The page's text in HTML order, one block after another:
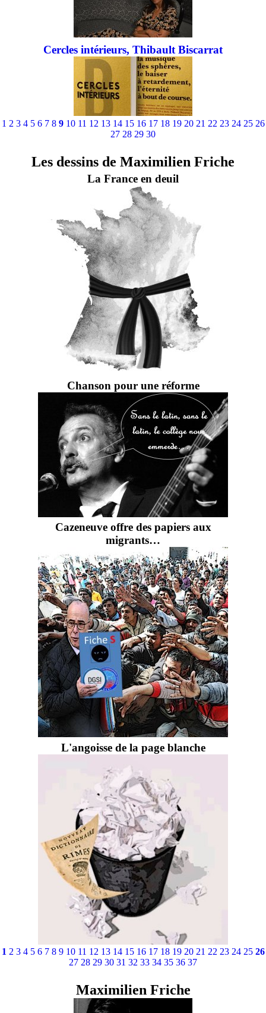
Cercles intérieurs, Thibault Biscarrat
1 2 3 4 5 6 7 8 9 10 11 12 13 14 15 16 17 18 19 20 21 22 23 24 25 26
27 28 29 30
Les dessins de Maximilien Friche
La France en deuil
Chanson pour une réforme
Cazeneuve offre des papiers aux
migrants…
L'angoisse de la page blanche
1 2 3 4 5 6 7 8 9 10 11 12 13 14 15 16 17 18 19 20 21 22 23 24 25 26
27 28 29 30 31 32 33 34 35 36 37
Maximilien Friche